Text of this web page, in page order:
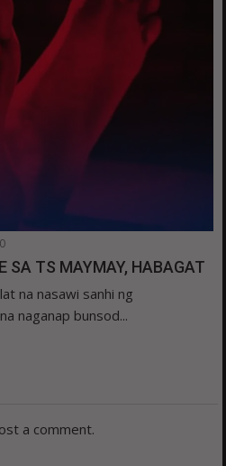
0
SA TS MAYMAY, HABAGAT
na nasawi sanhi ng
naganap bunsod...
a comment.